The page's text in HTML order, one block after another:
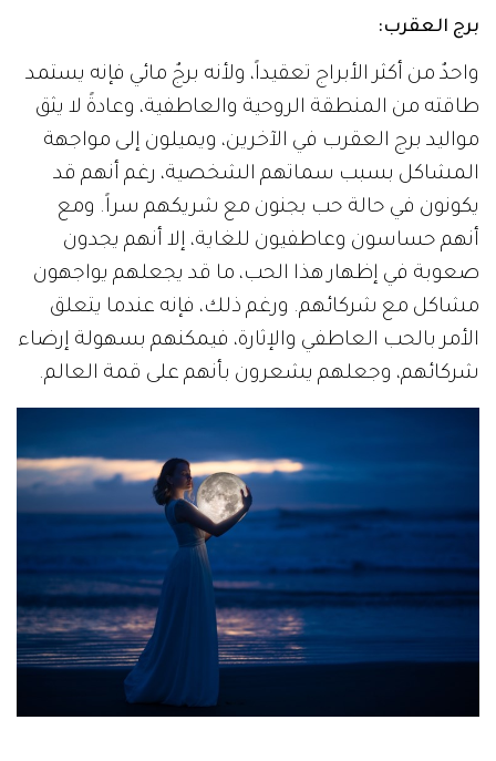
برج العقرب:
واحدٌ من أكثر الأبراج تعقيداً، ولأنه برجٌ مائي فإنه يستمد
طاقته من المنطقة الروحية والعاطفية، وعادةً لا يثق
مواليد برج العقرب في الآخرين، ويميلون إلى مواجهة
المشاكل بسبب سماتهم الشخصية، رغم أنهم قد
يكونون في حالة حب بجنون مع شريكهم سراً. ومع
أنهم حساسون وعاطفيون للغاية، إلا أنهم يجدون
صعوبة في إظهار هذا الحب، ما قد يجعلهم يواجهون
مشاكل مع شركائهم. ورغم ذلك، فإنه عندما يتعلق
الأمر بالحب العاطفي والإثارة، فيمكنهم بسهولة إرضاء
شركائهم، وجعلهم يشعرون بأنهم على قمة العالم.